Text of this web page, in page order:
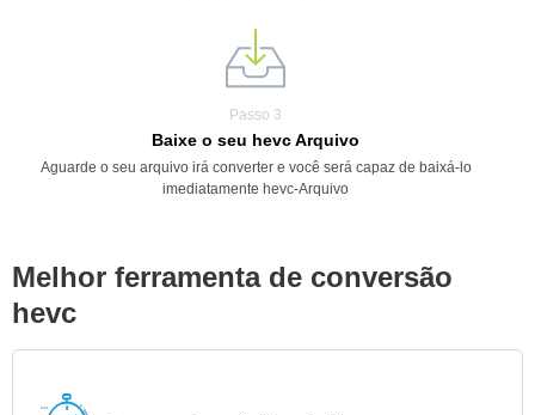
Passo 3
Baixe o seu hevc Arquivo
Aguarde o seu arquivo irá converter e você será capaz de baixá-lo
imediatamente hevc-Arquivo
Melhor ferramenta de conversão
hevc